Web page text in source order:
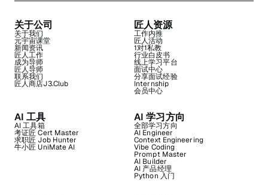
关于公司
关于我们
元宇宙课堂
新闻资讯
匠人工作
成为导师
匠人导师
联系我们
匠人商店J3.Club
匠人资源
工作内推
匠人活动
1对1私教
行业白皮书
线上学习平台
面试中心
分享面试经验
Internship
会员中心
AI 工具
AI 工具箱
考证匠 Cert Master
求职匠 Job Hunter
牛小匠 UniMate AI
AI 学习方向
全部学习方向
AI Engineer
Context Engineering
Vibe Coding
Prompt Master
AI Builder
AI 产品经理
Python 入门